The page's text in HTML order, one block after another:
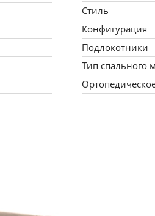
Стиль
Конфигурация
Подлокотники
Тип спального